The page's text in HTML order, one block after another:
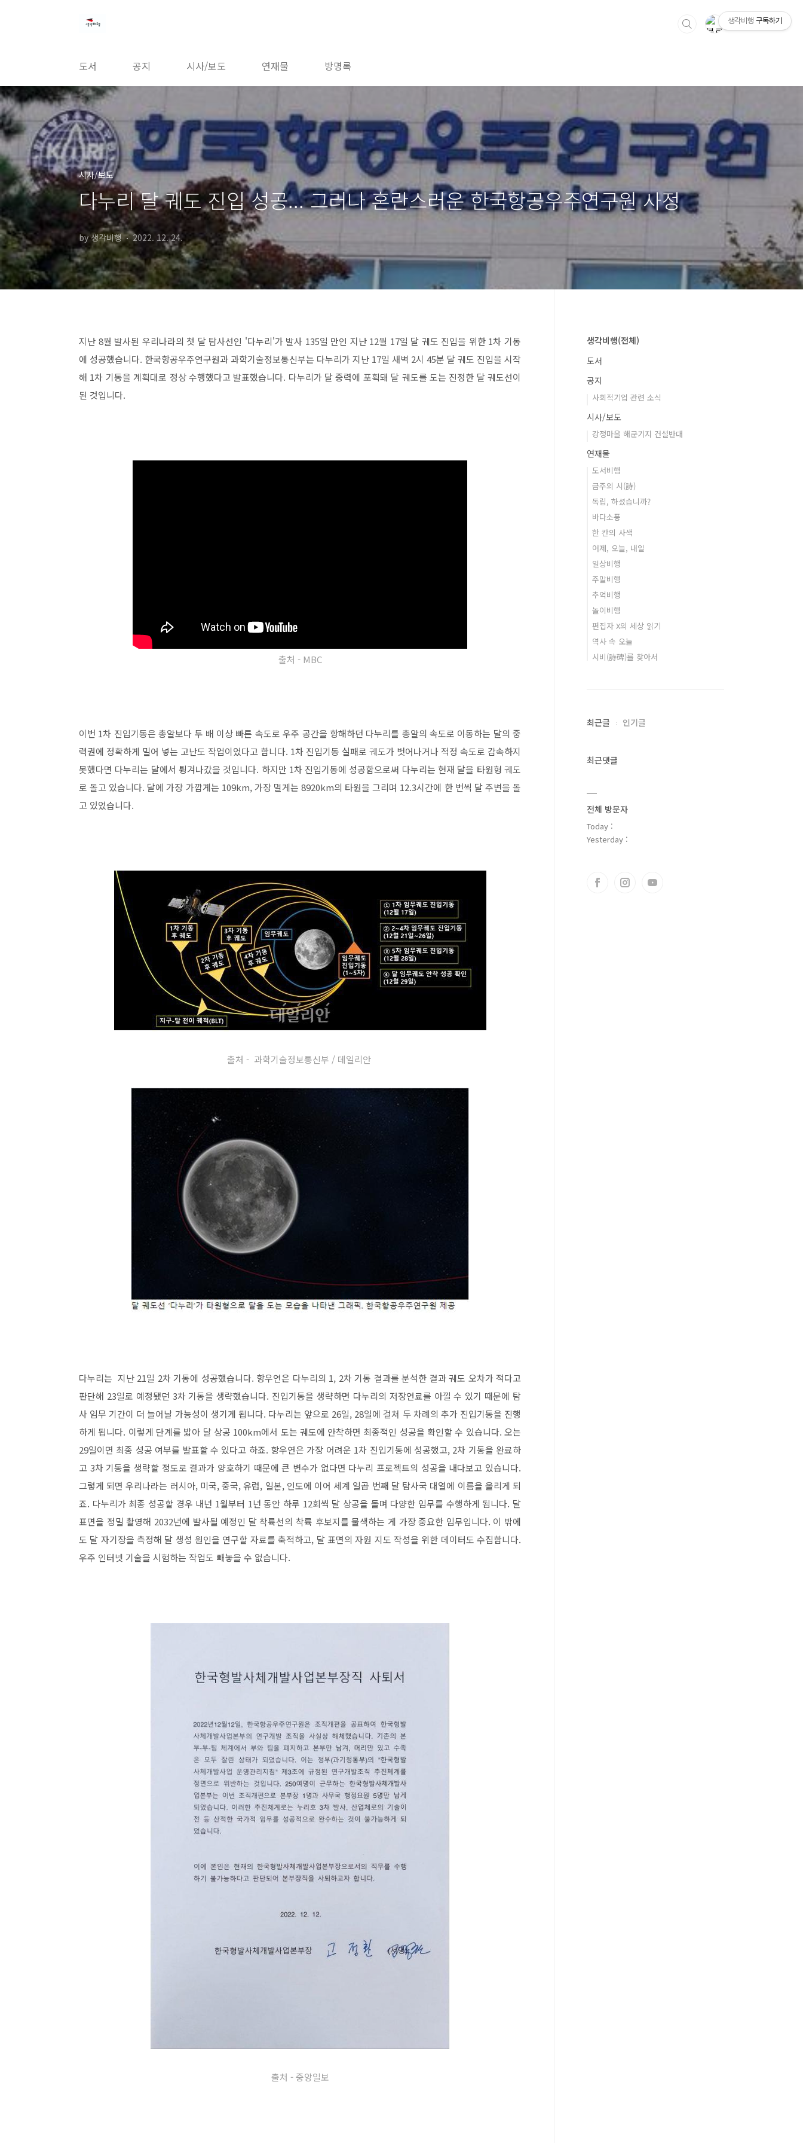
도서 공지 시사/보도 연재물 방명록
시사/보도
다누리 달 궤도 진입 성공... 그러나 혼란스러운 한국항공우주연구원 사정
by 생각비행 2022. 12. 24.
지난 8월 발사된 우리나라의 첫 달 탐사선인 '다누리'가 발사 135일 만인 지난 12월 17일 달 궤도 진입을 위한 1차 기동
에 성공했습니다. 한국항공우주연구원과 과학기술정보통신부는 다누리가 지난 17일 새벽 2시 45분 달 궤도 진입을 시작
해 1차 기동을 계획대로 정상 수행했다고 발표했습니다. 다누리가 달 중력에 포획돼 달 궤도를 도는 진정한 달 궤도선이
된 것입니다.
출처 - MBC
이번 1차 진입기동은 총알보다 두 배 이상 빠른 속도로 우주 공간을 항해하던 다누리를 총알의 속도로 이동하는 달의 중
력권에 정확하게 밀어 넣는 고난도 작업이었다고 합니다. 1차 진입기동 실패로 궤도가 벗어나거나 적정 속도로 감속하지
못했다면 다누리는 달에서 튕겨나갔을 것입니다. 하지만 1차 진입기동에 성공함으로써 다누리는 현재 달을 타원형 궤도
로 돌고 있습니다. 달에 가장 가깝게는 109km, 가장 멀게는 8920km의 타원을 그리며 12.3시간에 한 번씩 달 주변을 돌
고 있었습니다.
출처 - 과학기술정보통신부 / 데일리안
다누리는 지난 21일 2차 기동에 성공했습니다. 항우연은 다누리의 1, 2차 기동 결과를 분석한 결과 궤도 오차가 적다고
판단해 23일로 예정됐던 3차 기동을 생략했습니다. 진입기동을 생략하면 다누리의 저장연료를 아낄 수 있기 때문에 탐
사 임무 기간이 더 늘어날 가능성이 생기게 됩니다. 다누리는 앞으로 26일, 28일에 걸쳐 두 차례의 추가 진입기동을 진행
하게 됩니다. 이렇게 단계를 밟아 달 상공 100km에서 도는 궤도에 안착하면 최종적인 성공을 확인할 수 있습니다. 오는
29일이면 최종 성공 여부를 발표할 수 있다고 하죠. 항우연은 가장 어려운 1차 진입기동에 성공했고, 2차 기동을 완료하
고 3차 기동을 생략할 정도로 결과가 양호하기 때문에 큰 변수가 없다면 다누리 프로젝트의 성공을 내다보고 있습니다.
그렇게 되면 우리나라는 러시아, 미국, 중국, 유럽, 일본, 인도에 이어 세계 일곱 번째 달 탐사국 대열에 이름을 올리게 되
죠. 다누리가 최종 성공할 경우 내년 1월부터 1년 동안 하루 12회씩 달 상공을 돌며 다양한 임무를 수행하게 됩니다. 달
표면을 정밀 촬영해 2032년에 발사될 예정인 달 착륙선의 착륙 후보지를 물색하는 게 가장 중요한 임무입니다. 이 밖에
도 달 자기장을 측정해 달 생성 원인을 연구할 자료를 축적하고, 달 표면의 자원 지도 작성을 위한 데이터도 수집합니다.
우주 인터넷 기술을 시험하는 작업도 빼놓을 수 없습니다.
출처 - 중앙일보
생각비행(전체)
도서
공지
사회적기업 관련 소식
시사/보도
강정마을 해군기지 건설반대
연재물
도서비행
금주의 시(詩)
독립, 하셨습니까?
바다소풍
한 칸의 사색
어제, 오늘, 내일
일상비행
주말비행
추억비행
놀이비행
편집자 X의 세상 읽기
역사 속 오늘
시비(詩碑)를 찾아서
최근글 인기글
최근댓글
전체 방문자
Today :
Yesterday :
생각비행 구독하기